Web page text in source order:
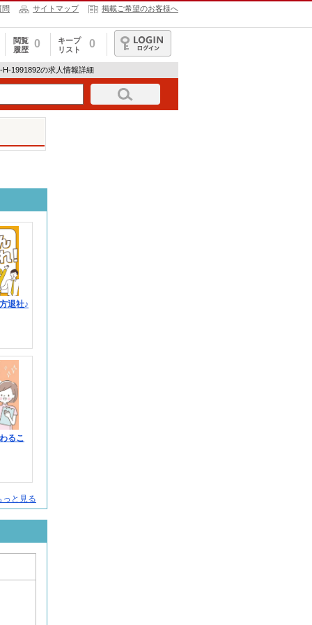
問 サイトマップ 掲載ご希望のお客様へ
閲覧
履歴
0
キープ
リスト
0
ログイン
1991892の求人情報詳細
退社♪
るこ
と見る